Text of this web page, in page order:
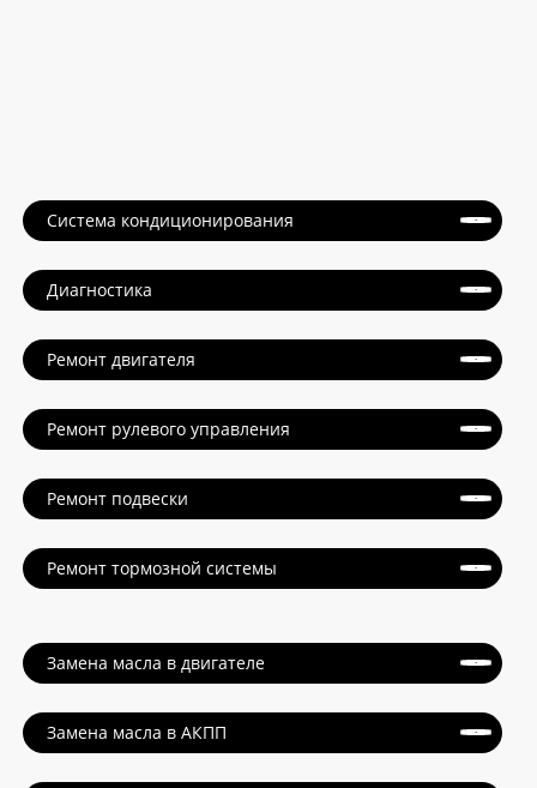
Система кондиционирования
Диагностика
Ремонт двигателя
Ремонт рулевого управления
Ремонт подвески
Ремонт тормозной системы
Замена масла в двигателе
Замена масла в АКПП